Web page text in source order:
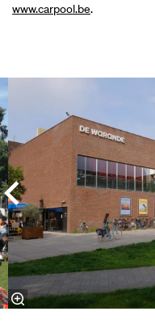
www.carpool.be.